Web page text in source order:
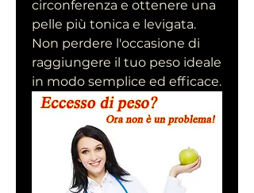
circonferenza e ottenere una
pelle più tonica e levigata.
Non perdere l'occasione di
raggiungere il tuo peso ideale
in modo semplice ed efficace.